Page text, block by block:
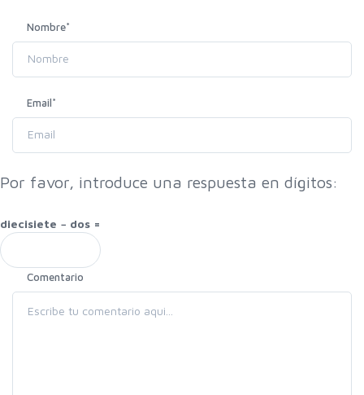
Nombre*
Email*
Por favor, introduce una respuesta en dígitos:
diecisiete − dos =
Comentario